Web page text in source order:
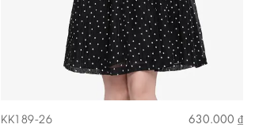
KK189-26
630.000 ₫